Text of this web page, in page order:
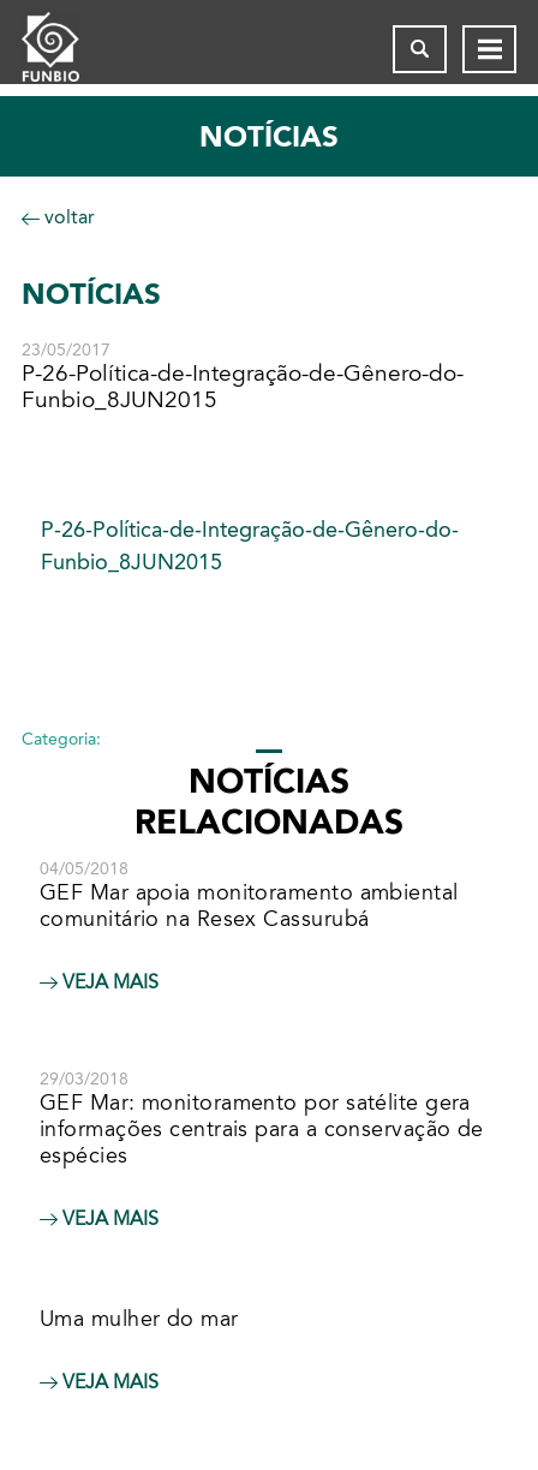
NOTÍCIAS
voltar
NOTÍCIAS
23/05/2017
P-26-Política-de-Integração-de-Gênero-do-
Funbio_8JUN2015
P-26-Política-de-Integração-de-Gênero-do-
Funbio_8JUN2015
Categoria:
NOTÍCIAS
RELACIONADAS
04/05/2018
GEF Mar apoia monitoramento ambiental
comunitário na Resex Cassurubá
VEJA MAIS
29/03/2018
GEF Mar: monitoramento por satélite gera
informações centrais para a conservação de
espécies
VEJA MAIS
Uma mulher do mar
VEJA MAIS